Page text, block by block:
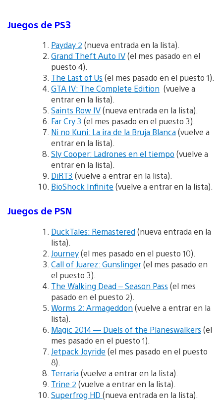
Juegos de PS3
Payday 2 (nueva entrada en la lista).
Grand Theft Auto IV(el mes pasado en el
puesto 4).
The Last of Us (el mes pasado en el puesto 1).
GTA IV: The Complete Edition (vuelve a
entrar en la lista).
Saints Row IV(nueva entrada en la lista).
Far Cry 3 (el mes pasado en el puesto 3).
Ni no Kuni: La ira de la Bruja Blanca(vuelve a
entrar en la lista).
Sly Cooper: Ladrones en el tiempo (vuelve a
entrar en la lista).
DiRT3 (vuelve a entrar en la lista).
BioShock Infinite (vuelve a entrar en la lista).
Juegos de PSN
DuckTales: Remastered (nueva entrada en la
lista).
Journey(el mes pasado en el puesto 10).
Call of Juarez: Gunslinger(el mes pasado en
el puesto 3).
The Walking Dead – Season Pass (el mes
pasado en el puesto 2).
Worms 2: Armageddon (vuelve a entrar en la
lista).
Magic 2014 — Duels of the Planeswalkers (el
mes pasado en el puesto 1).
Jetpack Joyride (el mes pasado en el puesto
8).
Terraria(vuelve a entrar en la lista).
Trine 2 (vuelve a entrar en la lista).
Superfrog HD (nueva entrada en la lista).